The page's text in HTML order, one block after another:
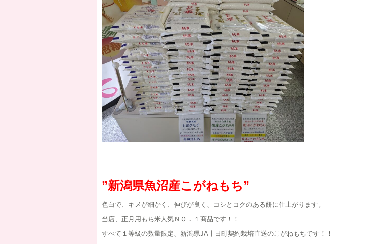
”新潟県魚沼産こがねもち”
色白で、キメが細かく、伸びが良く、コシとコクのある餅に仕上がります。
当店、正月用もち米人気ＮＯ．１商品です！！
すべて１等級の数量限定、新潟県JA十日町契約栽培直送のこがねもちです！！